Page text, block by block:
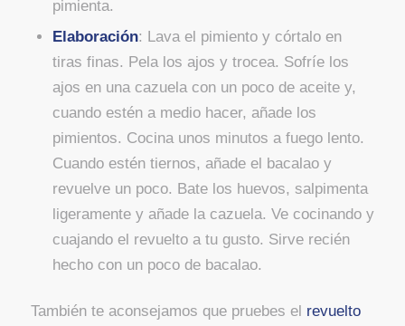
pimienta.
Elaboración: Lava el pimiento y córtalo en
tiras finas. Pela los ajos y trocea. Sofríe los
ajos en una cazuela con un poco de aceite y,
cuando estén a medio hacer, añade los
pimientos. Cocina unos minutos a fuego lento.
Cuando estén tiernos, añade el bacalao y
revuelve un poco. Bate los huevos, salpimenta
ligeramente y añade la cazuela. Ve cocinando y
cuajando el revuelto a tu gusto. Sirve recién
hecho con un poco de bacalao.
También te aconsejamos que pruebes el revuelto